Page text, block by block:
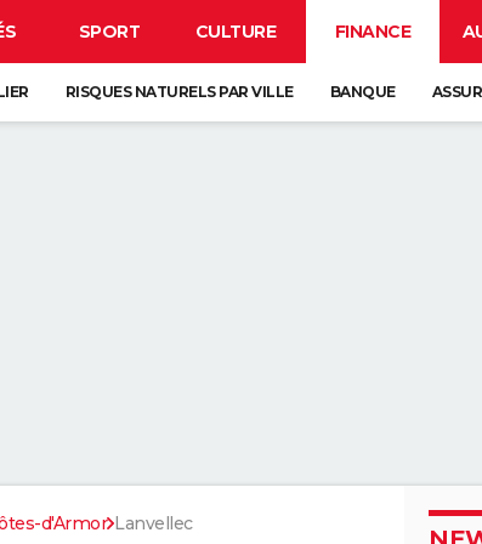
SPORT CULTURE FINANCE
RISQUES NATURELS PAR VILLE BANQUE
d'Armor Lanvellec